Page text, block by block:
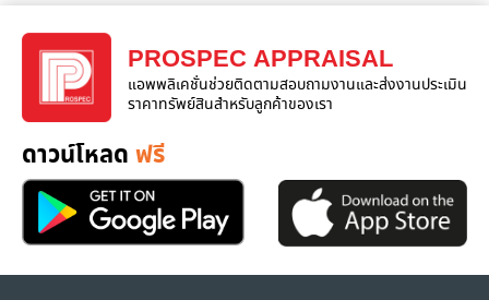
อำเภอ บางบ่อ จังหวัดสมุทรปราการ มีส่วนที่แคบที่สุด 200
เมตร และส่วนที่กว้างที่สุด 1,500 เมตร ที่จะทำการสำรวจ
ตรวจสอบโดยเจ้าพนักงานที่จะเข้าไปสำรวจพื้นที่ ผู้รับผิด
ชอบโครงการ โดยกรมทางหลวงชนบท กระทรวงการ
คมนาคม สำนักก่อสร้างทาง ความคืบหน้าปัจจุบัน เริ่มเข้า
สำรวจที่ดินและอสังหาริมทรัพย์ที่อยู่ภายในแนวเขตที่ดินที่จะ
เวนคืนเพื่อสำรวจออกแบบโครงการ อยู่ระหว่างดำเนินการ
เสร็จโครงการภาย
PROSPEC APPRAISAL
แอพพลิเคชั่นช่วยติดตามสอบถามงานและส่งงานประเมิน
ราคาทรัพย์สินสำหรับลูกค้าของเรา
ดาวน์โหลด ฟรี